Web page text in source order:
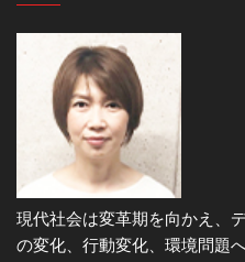
現代社会は変革期を向かえ、
の変化、行動変化、環境問題